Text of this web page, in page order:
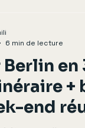
en
+
end
6 min de lecture